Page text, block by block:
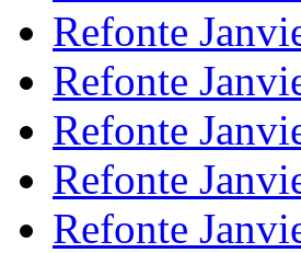
Refonte
Refonte
Refonte
Refonte
Refonte